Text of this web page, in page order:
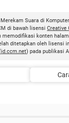
Suara di
di bawah lisensi Creative
memodifikasi konten
ditetapkan oleh lisensi
id.ccm.net) pada publikasi